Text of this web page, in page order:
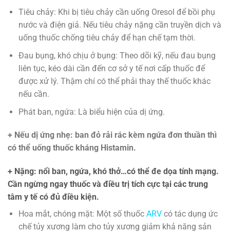
Tiêu chảy: Khi bị tiêu chảy cần uống Oresol để bồi phụ
nước và điện giả. Nếu tiêu chảy nặng cần truyền dịch và
uống thuốc chống tiêu chảy để hạn chế tạm thời.
Đau bụng, khó chịu ở bụng: Theo dõi kỹ, nếu đau bụng
liên tục, kéo dài cần đến cơ sở y tế nơi cấp thuốc để
được xử lý. Thậm chí có thể phải thay thế thuốc khác
nếu cần.
Phát ban, ngứa: Là biểu hiện của dị ứng.
+ Nếu dị ứng nhẹ: ban đỏ rải rác kèm ngứa đơn thuần thì
có thể uống thuốc kháng Histamin.
+ Nặng: nổi ban, ngứa, khó thở…có thể đe dọa tính mạng.
Cần ngừng ngay thuốc và điều trị tích cực tại các trung
tâm y tế có đủ điều kiện.
Hoa mắt, chóng mặt: Một số thuốc ARVcó tác dụng ức
chế tủy xương làm cho tủy xương giảm khả năng sản